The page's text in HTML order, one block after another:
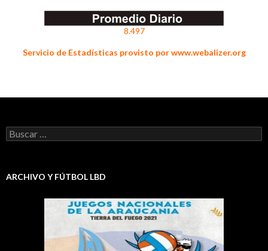
8.497
Servicio de Estadísticas provisto por www.webalizer.org
Buscar:
ARCHIVO Y FÚTBOL LBD